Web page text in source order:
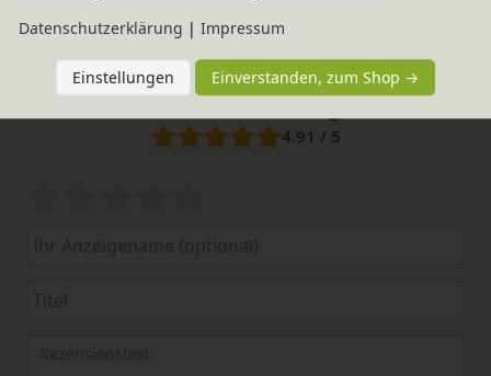
Elternerfahrungen
4.91 / 5
Daten­schutz­erklärung | Impressum
Einstellungen Einverstanden, zum Shop →